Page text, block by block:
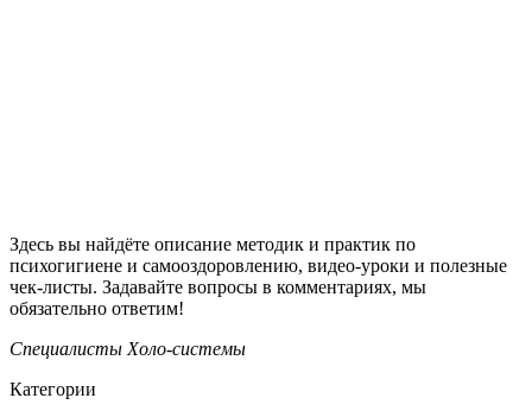
Здесь вы найдёте описание методик и практик по
психогигиене и самооздоровлению, видео-уроки и полезные
чек-листы. Задавайте вопросы в комментариях, мы
обязательно ответим!
Специалисты Холо-системы
Категории